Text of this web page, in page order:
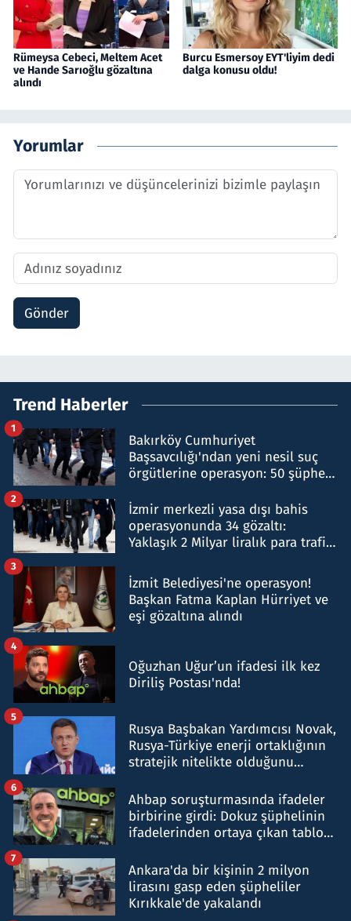
Rümeysa Cebeci, Meltem Acet
ve Hande Sarıoğlu gözaltına
alındı
Burcu Esmersoy EYT'liyim dedi
dalga konusu oldu!
Yorumlar
Gönder
Trend Haberler
Bakırköy Cumhuriyet
Başsavcılığı'ndan yeni nesil suç
örgütlerine operasyon: 50 şüpheli
1
İzmir merkezli yasa dışı bahis
operasyonunda 34 gözaltı:
Yaklaşık 2 Milyar liralık para trafiği
2
İzmit Belediyesi'ne operasyon!
Başkan Fatma Kaplan Hürriyet ve
eşi gözaltına alındı
3
Oğuzhan Uğur’un ifadesi ilk kez
Diriliş Postası'nda!
4
Rusya Başbakan Yardımcısı Novak,
Rusya-Türkiye enerji ortaklığının
stratejik nitelikte olduğunu
5
Ahbap soruşturmasında ifadeler
birbirine girdi: Dokuz şüphelinin
ifadelerinden ortaya çıkan tablo
6
Ankara'da bir kişinin 2 milyon
lirasını gasp eden şüpheliler
Kırıkkale'de yakalandı
7